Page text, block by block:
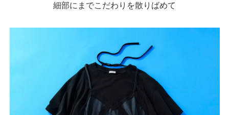
細部にまでこだわりを散りばめて